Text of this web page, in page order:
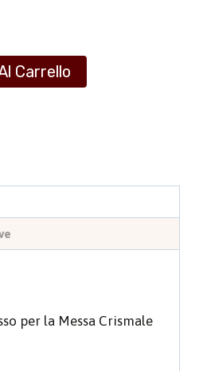
Carrello
per la Messa Crismale